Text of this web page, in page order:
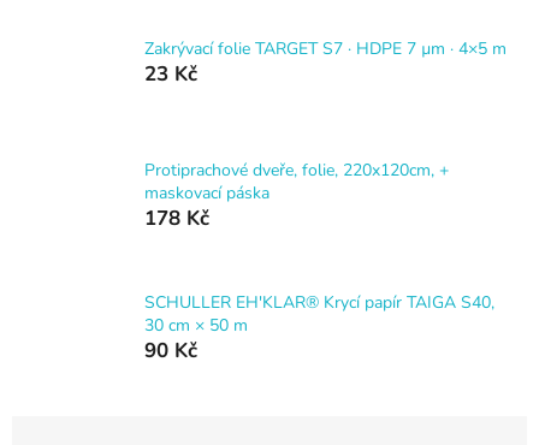
Zakrývací folie TARGET S7 · HDPE 7 µm · 4×5 m
23 Kč
Protiprachové dveře, folie, 220x120cm, +
maskovací páska
178 Kč
SCHULLER EH'KLAR® Krycí papír TAIGA S40,
30 cm × 50 m
90 Kč